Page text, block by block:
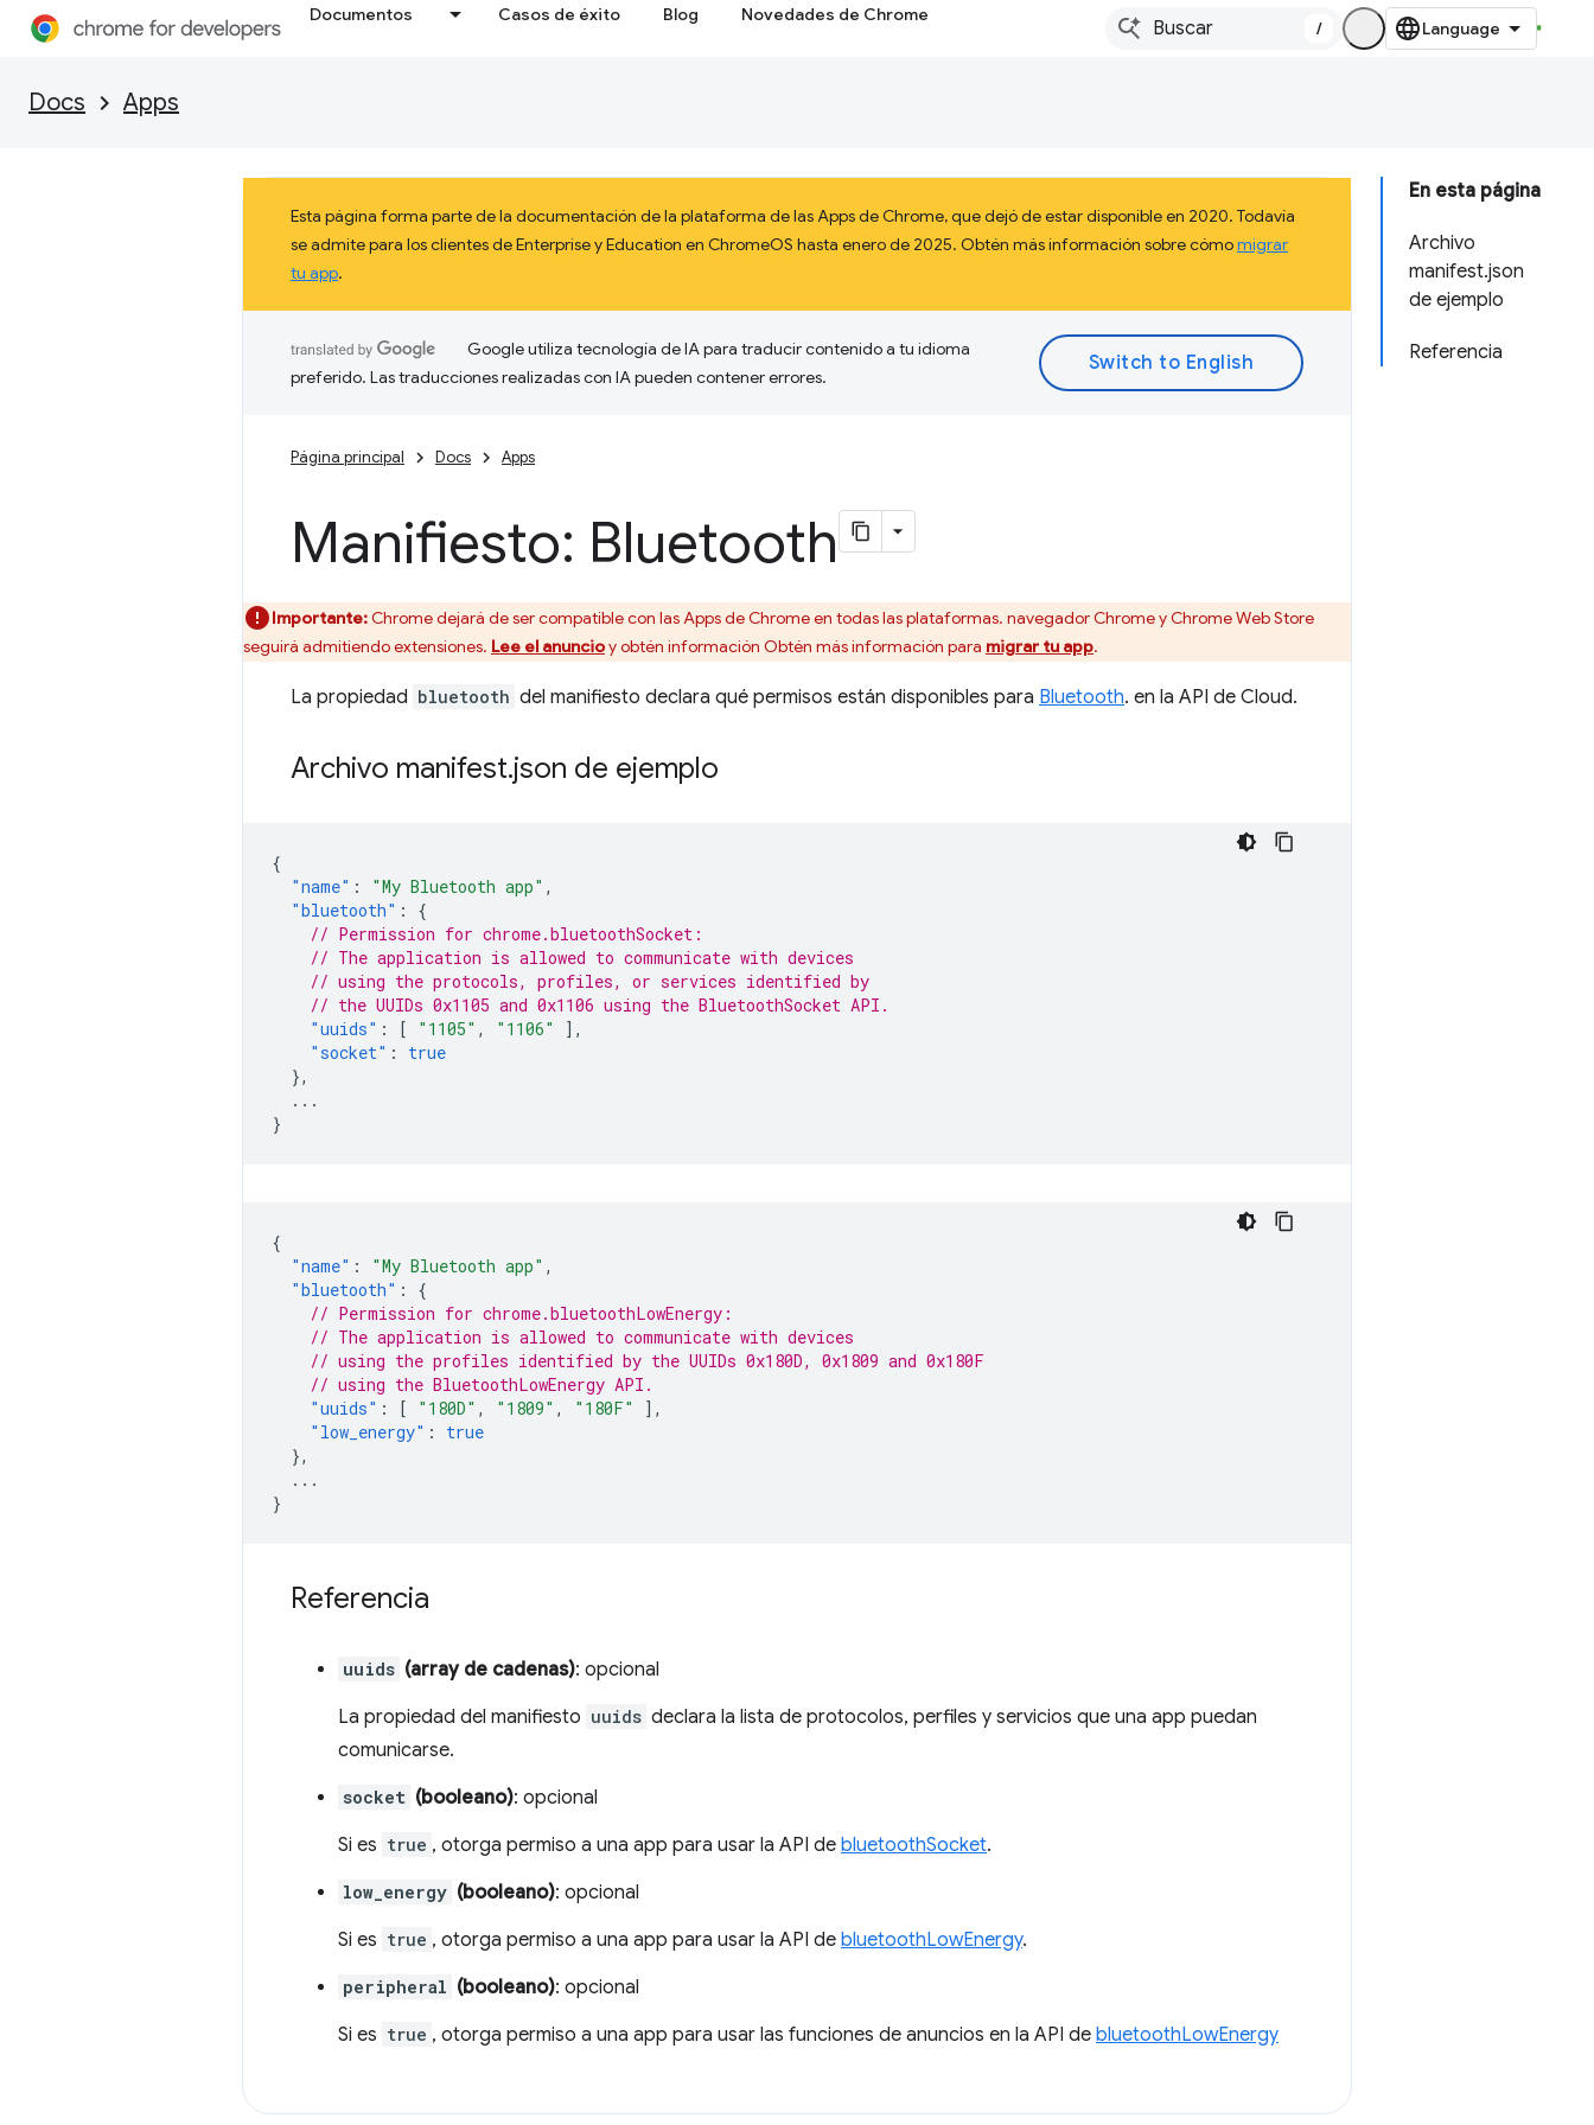
Documentos Casos de éxito Blog Novedades de Chrome
/
Docs Apps
En esta página
Archivo
manifest.json
de ejemplo
Referencia
Esta página forma parte de la documentación de la plataforma de las Apps de Chrome, que dejó de estar disponible en 2020. Todavía
se admite para los clientes de Enterprise y Education en ChromeOS hasta enero de 2025. Obtén más información sobre cómomigrar
tu app.
Google utiliza tecnología de IA para traducir contenido a tu idioma
preferido. Las traducciones realizadas con IA pueden contener errores.
Página principal Docs Apps
Manifiesto: Bluetooth
Importante:Chrome dejará de ser compatible con las Apps de Chrome en todas las plataformas. navegador Chrome y Chrome Web Store
seguirá admitiendo extensiones. Lee el anuncioy obtén información Obtén más información para migrar tu app.
La propiedad bluetooth del manifiesto declara qué permisos están disponibles para Bluetooth. en la API de Cloud.
Archivo manifest.json de ejemplo
{
"name" : "My Bluetooth app" ,
"bluetooth" :
{
// Permission for chrome.bluetoothSocket:
// The application is allowed to communicate with devices
// using the protocols, profiles, or services identified by
// the UUIDs 0x1105 and 0x1106 using the BluetoothSocket API.
"uuids" : [ "1105" , "1106"
],
"socket" :
true
},
...
}
{
"name" : "My Bluetooth app" ,
"bluetooth" :
{
// Permission for chrome.bluetoothLowEnergy:
// The application is allowed to communicate with devices
// using the profiles identified by the UUIDs 0x180D, 0x1809 and 0x180F
// using the BluetoothLowEnergy API.
"uuids" : [ "180D" , "1809" , "180F"
],
"low_energy" :
true
},
...
}
Referencia
uuids (array de cadenas): opcional
La propiedad del manifiesto uuids declara la lista de protocolos, perfiles y servicios que una app puedan
comunicarse.
socket (booleano): opcional
Si es true , otorga permiso a una app para usar la API de bluetoothSocket.
low_energy (booleano): opcional
Si es true , otorga permiso a una app para usar la API de bluetoothLowEnergy.
peripheral (booleano): opcional
Si es true , otorga permiso a una app para usar las funciones de anuncios en la API de bluetoothLowEnergy